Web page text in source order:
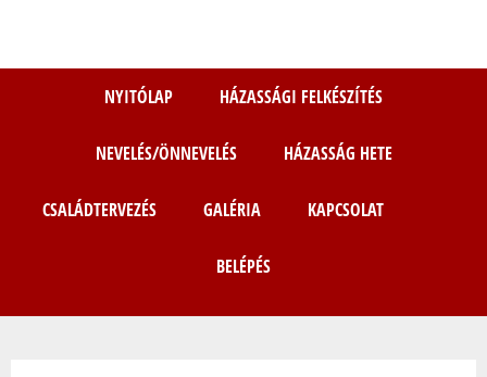
NYITÓLAP HÁZASSÁGI FELKÉSZÍTÉS
NEVELÉS/ÖNNEVELÉS HÁZASSÁG HETE
CSALÁDTERVEZÉS GALÉRIA KAPCSOLAT
BELÉPÉS